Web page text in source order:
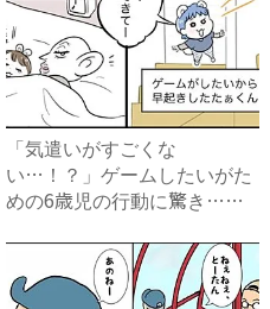
「気遣いがすごくな
い…！？」ゲームしたいがた
めの6歳児の行動に驚き…！